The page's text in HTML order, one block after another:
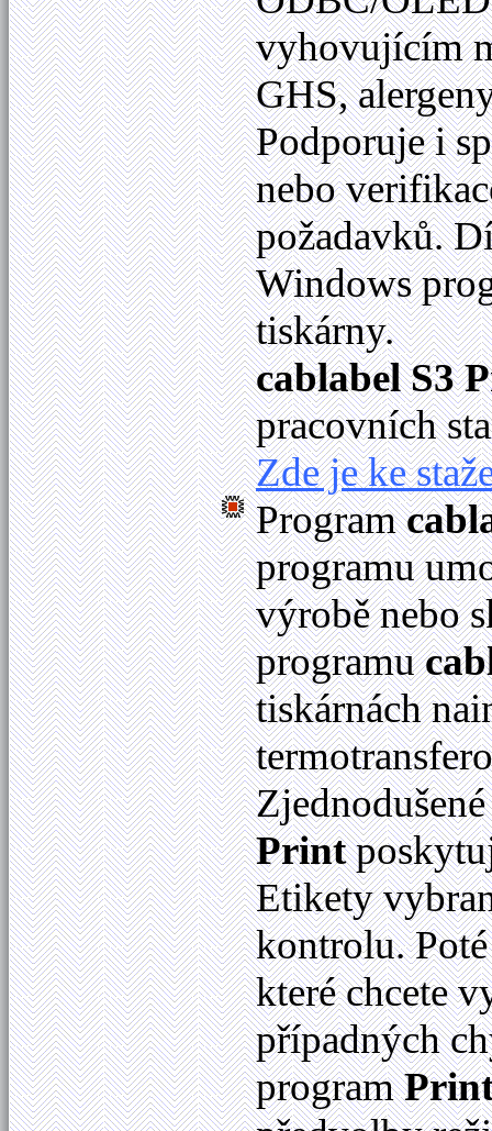
vyhovujícím
GHS,
Podporuje i
nebo
požadavků.
Windows
tiskárny.
cablabel S3
pracovních
Zde je ke
Program
programu
výrobě nebo
programu
tiskárnách
Print
Etikety
kontrolu.
které chcete
případných
program